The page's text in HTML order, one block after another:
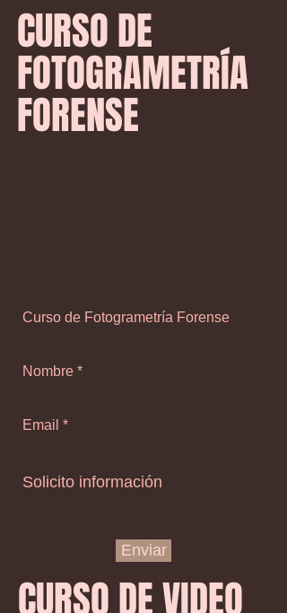
CURSO DE
FOTOGRAMETRÍA
FORENSE
Enviar
CURSO DE VIDEO